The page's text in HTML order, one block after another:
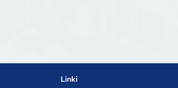
Linki